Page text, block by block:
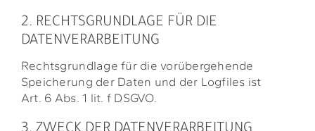
2. RECHTSGRUNDLAGE FÜR DIE
DATENVERARBEITUNG
Rechtsgrundlage für die vorübergehende
Speicherung der Daten und der Logfiles ist
Art. 6 Abs. 1 lit. f DSGVO.